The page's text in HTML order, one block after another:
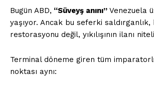
Bugün ABD, “Süveyş anını” Venezuela
yaşıyor. Ancak bu seferki
restorasyonu değil, yıkılışının ilanı
Terminal döneme giren tüm
noktası aynı: